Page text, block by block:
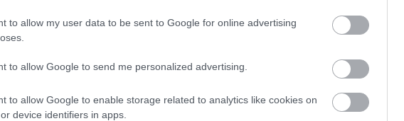
to allow my user data to be sent to Google for online advertising
to allow Google to send me personalized advertising.
to allow Google to enable storage related to analytics like cookies on
device identifiers in apps.
2022 október
2022 szeptember
2022 augusztus
2022 április
(3
2021 december
2021 augusztus
Tovább
...